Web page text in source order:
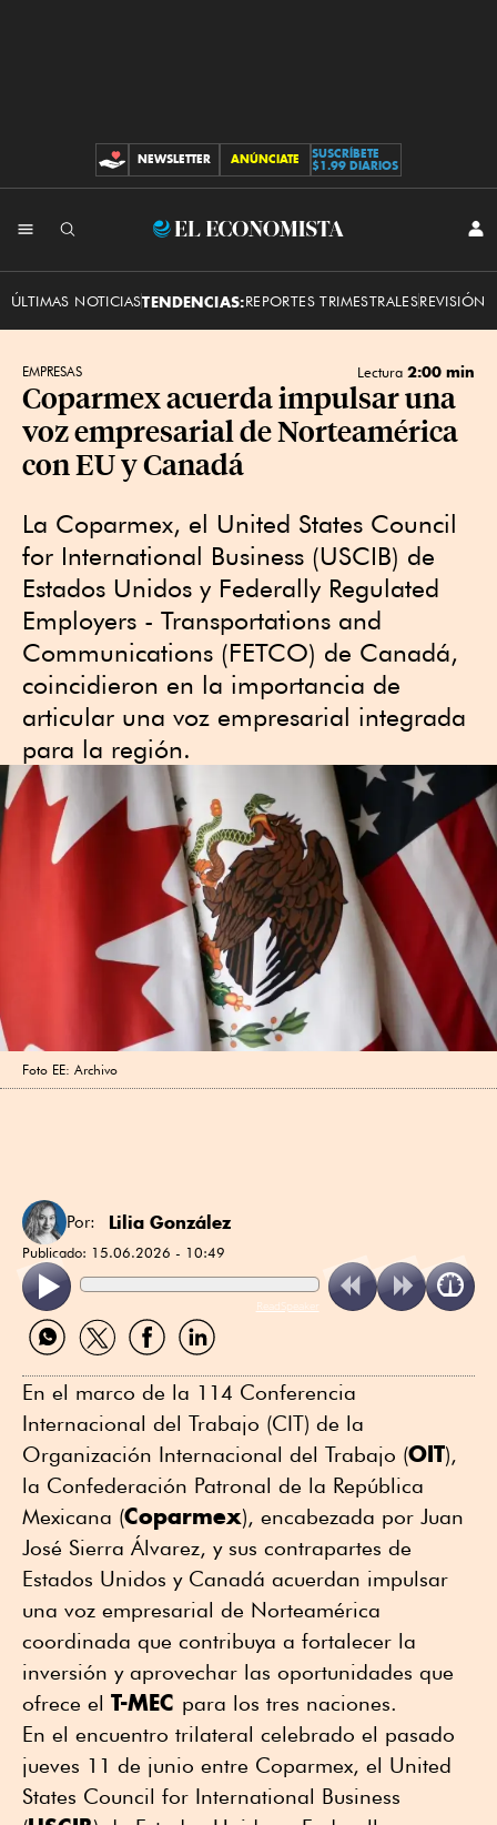
CONTRIBUCIONES
NEWSLETTER ANÚNCIATE
SUSCRÍBETE
$1.99 DIARIOS
El
ÚLTIMAS NOTICIASTENDENCIAS:REPORTES TRIMESTRALESREVISIÓN
EMPRESAS Lectura 2:00 min
Coparmex acuerda impulsar una
voz empresarial de Norteamérica
con EU y Canadá
La Coparmex, el United States Council
for International Business (USCIB) de
Estados Unidos y Federally Regulated
Employers - Transportations and
Communications (FETCO) de Canadá,
coincidieron en la importancia de
articular una voz empresarial integrada
para la región.
Foto EE: Archivo
Por: Lilia González
Publicado: 15.06.2026 - 10:49
ReadSpeaker
Compartir
por
Compartir
por
Compartir
por
Compartir
por
En el marco de la 114 Conferencia
Internacional del Trabajo (CIT) de la
Organización Internacional del Trabajo (OIT),
la Confederación Patronal de la República
Mexicana (Coparmex), encabezada por Juan
José Sierra Álvarez, y sus contrapartes de
Estados Unidos y Canadá acuerdan impulsar
una voz empresarial de Norteamérica
coordinada que contribuya a fortalecer la
inversión y aprovechar las oportunidades que
ofrece el T-MEC para los tres naciones.
En el encuentro trilateral celebrado el pasado
jueves 11 de junio entre Coparmex, el United
States Council for International Business